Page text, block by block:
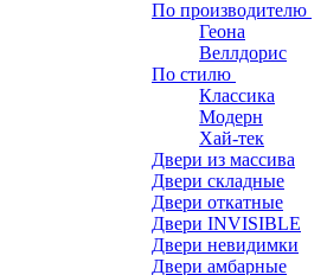
По производителю
Геона
Веллдорис
По стилю
Классика
Модерн
Хай-тек
Двери из массива
Двери складные
Двери откатные
Двери INVISIBLE
Двери невидимки
Двери амбарные